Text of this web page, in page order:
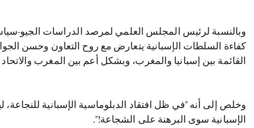
وبالنسبة لرئيس المجلس العلمي لمرصد الدراسات الجيو-
كفاءة السلطات الإسبانية يتعارض مع روح التعاون وحسن
القائمة بين إسبانيا والمغرب، وبشكل أعم بين المغرب
وخلص إلى أنه "في ظل افتقاد الدبلوماسية الإسبانية
الإسبانية سوى البرهنة على الشجاعة!".